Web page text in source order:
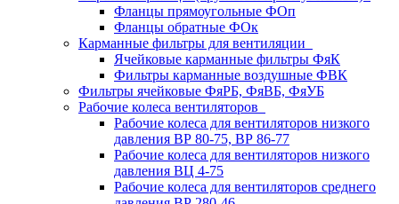
Фланцы прямоугольные ФОп
Фланцы обратные ФОк
Карманные фильтры для вентиляции
Ячейковые карманные фильтры ФяК
Фильтры карманные воздушные ФВК
Фильтры ячейковые ФяРБ, ФяВБ, ФяУБ
Рабочие колеса вентиляторов
Рабочие колеса для вентиляторов низкого
давления ВР 80-75, ВР 86-77
Рабочие колеса для вентиляторов низкого
давления ВЦ 4-75
Рабочие колеса для вентиляторов среднего